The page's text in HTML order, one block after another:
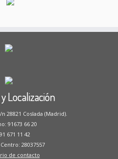
Localización
28821 Coslada (Madrid).
91673 66 20
671 11 42
28037557
de contacto